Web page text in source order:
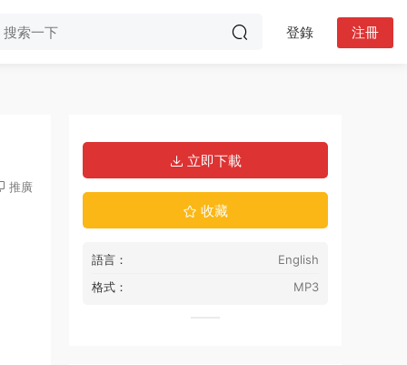
登錄 注冊
推廣
立即下載
收藏
語言：
English
格式：
MP3